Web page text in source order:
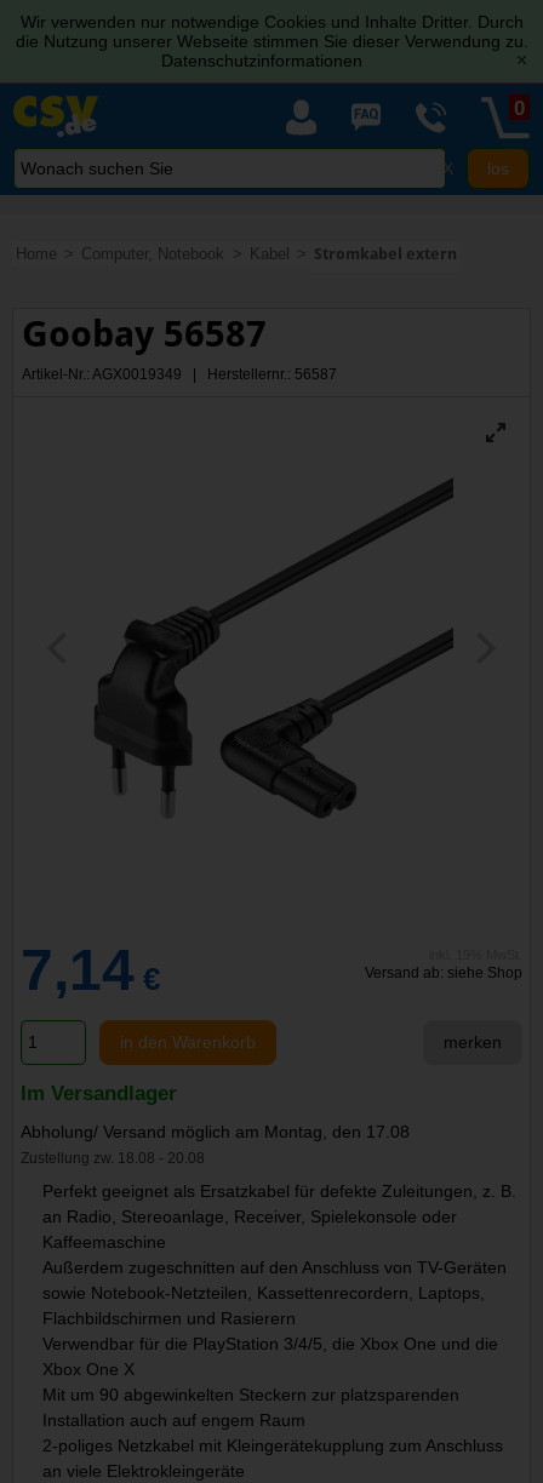
Wir verwenden nur notwendige Cookies und Inhalte Dritter. Durch
die Nutzung unserer Webseite stimmen Sie dieser Verwendung zu.
Datenschutzinformationen
[x]
X
0
Home Computer, Notebook Kabel Stromkabel extern
Goobay 56587
Artikel-Nr.: AGX0019349 | Herstellernr.: 56587
7,14 € Versand ab: siehe Shop
in den Warenkorb merken
Im Versandlager
Abholung/ Versand möglich am Montag, den 17.08
Zustellung zw. 18.08 - 20.08
Perfekt geeignet als Ersatzkabel für defekte Zuleitungen, z. B.
an Radio, Stereoanlage, Receiver, Spielekonsole oder
Kaffeemaschine
Außerdem zugeschnitten auf den Anschluss von TV-Geräten
sowie Notebook-Netzteilen, Kassettenrecordern, Laptops,
Flachbildschirmen und Rasierern
Verwendbar für die PlayStation 3/4/5, die Xbox One und die
Xbox One X
Mit um 90 abgewinkelten Steckern zur platzsparenden
Installation auch auf engem Raum
2-poliges Netzkabel mit Kleingerätekupplung zum Anschluss
an viele Elektrokleingeräte